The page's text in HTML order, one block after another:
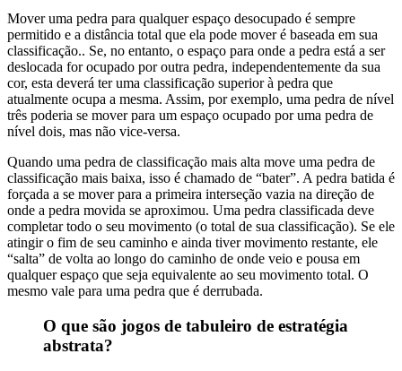
Mover uma pedra para qualquer espaço desocupado é sempre
permitido e a distância total que ela pode mover é baseada em sua
classificação.. Se, no entanto, o espaço para onde a pedra está a ser
deslocada for ocupado por outra pedra, independentemente da sua
cor, esta deverá ter uma classificação superior à pedra que
atualmente ocupa a mesma. Assim, por exemplo, uma pedra de nível
três poderia se mover para um espaço ocupado por uma pedra de
nível dois, mas não vice-versa.
Quando uma pedra de classificação mais alta move uma pedra de
classificação mais baixa, isso é chamado de “bater”. A pedra batida é
forçada a se mover para a primeira interseção vazia na direção de
onde a pedra movida se aproximou. Uma pedra classificada deve
completar todo o seu movimento (o total de sua classificação). Se ele
atingir o fim de seu caminho e ainda tiver movimento restante, ele
“salta” de volta ao longo do caminho de onde veio e pousa em
qualquer espaço que seja equivalente ao seu movimento total. O
mesmo vale para uma pedra que é derrubada.
O que são jogos de tabuleiro de estratégia
abstrata?